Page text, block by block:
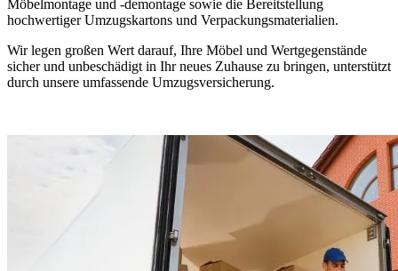
Möbelmontage und -demontage sowie die Bereitstellung
hochwertiger Umzugskartons und Verpackungsmaterialien.
Wir legen großen Wert darauf, Ihre Möbel und Wertgegenstände
sicher und unbeschädigt in Ihr neues Zuhause zu bringen, unterstützt
durch unsere umfassende Umzugsversicherung.